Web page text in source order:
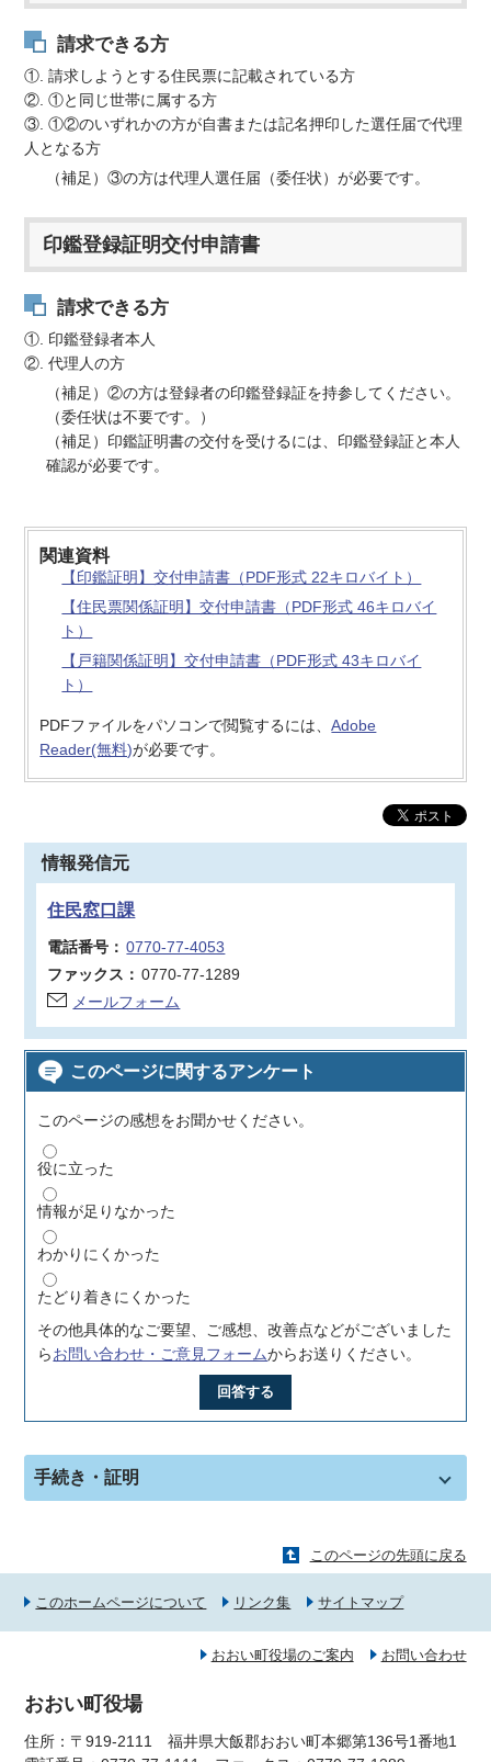
請求できる方
①. 請求しようとする住民票に記載されている方
②. ①と同じ世帯に属する方
③. ①②のいずれかの方が自書または記名押印した選任届で代理
人となる方
（補足）③の方は代理人選任届（委任状）が必要です。
印鑑登録証明交付申請書
請求できる方
①. 印鑑登録者本人
②. 代理人の方
（補足）②の方は登録者の印鑑登録証を持参してください。
（委任状は不要です。）
（補足）印鑑証明書の交付を受けるには、印鑑登録証と本人
確認が必要です。
関連資料
【印鑑証明】交付申請書（PDF形式 22キロバイト）
【住民票関係証明】交付申請書（PDF形式 46キロバイ
ト）
【戸籍関係証明】交付申請書（PDF形式 43キロバイ
ト）
PDFファイルをパソコンで閲覧するには、Adobe
Reader(無料)が必要です。
情報発信元
住民窓口課
電話番号： 0770-77-4053
ファックス： 0770-77-1289
メールフォーム
このページに関するアンケート
このページの感想をお聞かせください。
役に立った
情報が足りなかった
わかりにくかった
たどり着きにくかった
その他具体的なご要望、ご感想、改善点などがございました
らお問い合わせ・ご意見フォームからお送りください。
回答する
手続き・証明
このページの先頭に戻る
このホームページについて リンク集 サイトマップ
おおい町役場のご案内 お問い合わせ
おおい町役場
住所：〒919-2111 福井県大飯郡おおい町本郷第136号1番地1